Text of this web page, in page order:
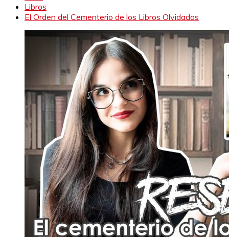
Libros
El Orden del Cementerio de los Libros Olvidados